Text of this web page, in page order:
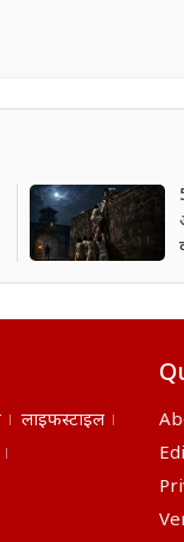
लाइफस्टाइल